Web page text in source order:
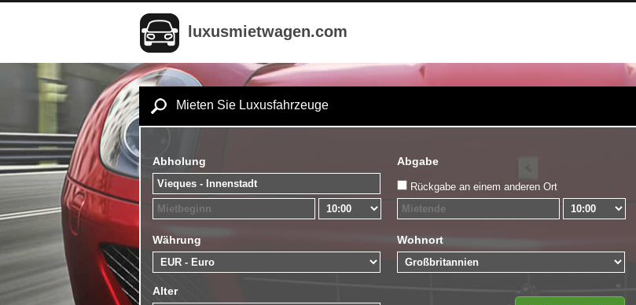
luxusmietwagen.com
Mieten Sie Luxusfahrzeuge
Abholung Abgabe
Rückgabe an einem anderen Ort
Währung Wohnort
Alter